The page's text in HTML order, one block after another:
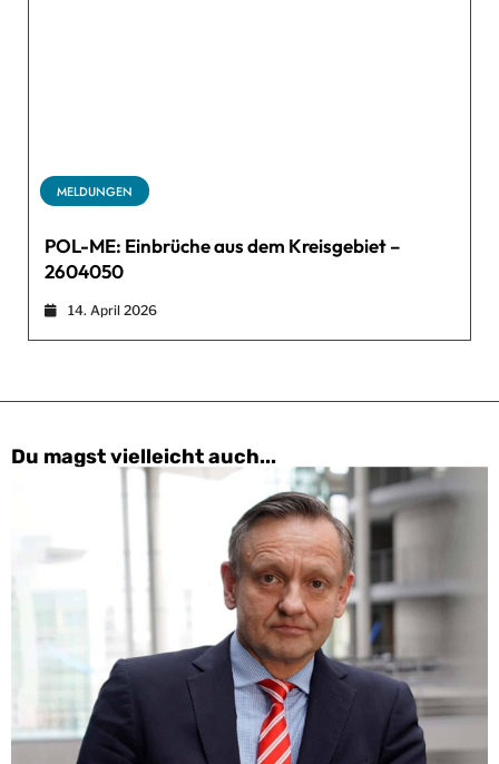
MELDUNGEN
POL-ME: Einbrüche aus dem Kreisgebiet –
2604050
14. April 2026
Du magst vielleicht auch...